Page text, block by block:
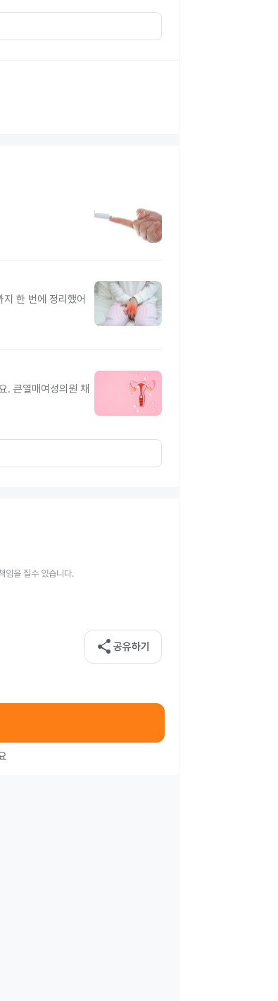
한 번에 정리했어
. 큰열매여성의원 채
임을 질수 있습니다.
share 공유하기